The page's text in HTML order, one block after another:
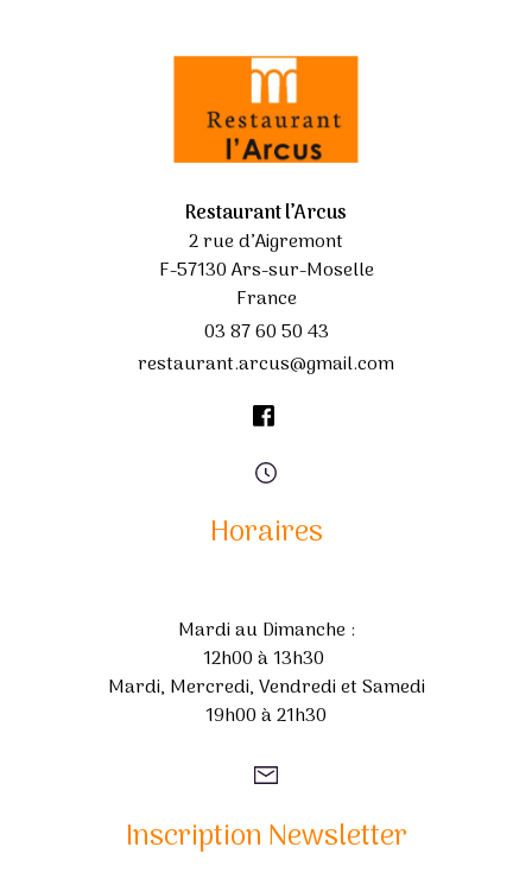
Restaurant l’Arcus
2 rue d’Aigremont
F-57130 Ars-sur-Moselle
France
03 87 60 50 43
restaurant.arcus@gmail.com
Horaires
Mardi au Dimanche :
12h00 à 13h30
Mardi, Mercredi, Vendredi et Samedi
19h00 à 21h30
Inscription Newsletter